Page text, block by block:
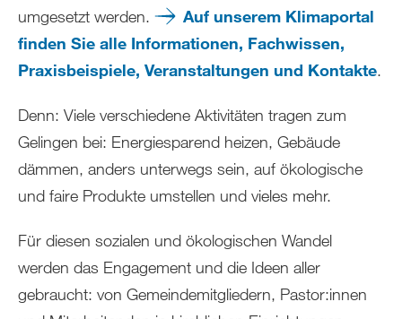
umgesetzt werden.
Auf unserem Klimaportal
finden Sie alle Informationen, Fachwissen,
Praxisbeispiele, Veranstaltungen und Kontakte.
Denn: Viele verschiedene Aktivitäten tragen zum
Gelingen bei: Energiesparend heizen, Gebäude
dämmen, anders unterwegs sein, auf ökologische
und faire Produkte umstellen und vieles mehr.
Für diesen sozialen und ökologischen Wandel
werden das Engagement und die Ideen aller
gebraucht: von Gemeindemitgliedern, Pastor:innen